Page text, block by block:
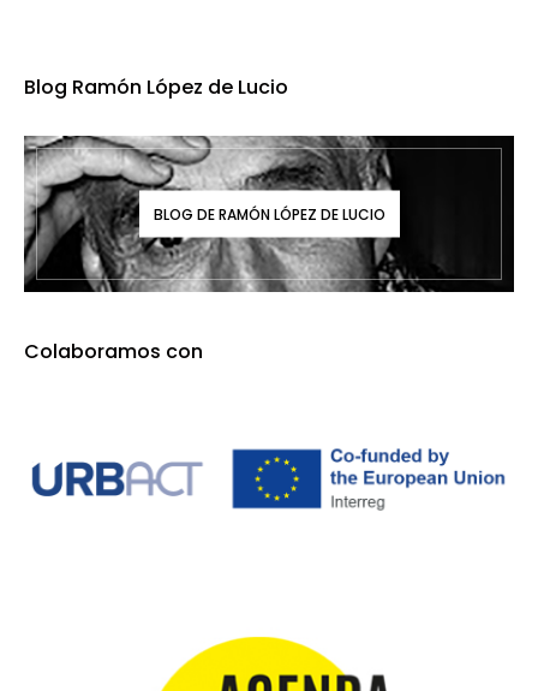
Blog Ramón López de Lucio
BLOG DE RAMÓN LÓPEZ DE LUCIO
Colaboramos con